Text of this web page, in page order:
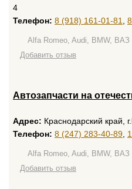
4
Телефон: 8 (918) 161-01-81
Alfa Romeo, Audi, BMW, ВАЗ
Добавить отзыв
Автозапчасти на
Адрес: Краснодарский край,
Телефон: 8 (247) 283-40-89
Alfa Romeo, Audi, BMW, ВАЗ
Добавить отзыв